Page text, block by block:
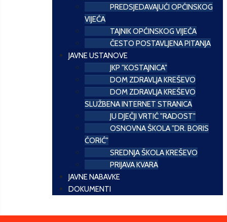
PREDSJEDAVAJUĆI OPĆINSKOG
VIJEĆA
TAJNIK OPĆINSKOG VIJEĆA
ČESTO POSTAVLJENA PITANJA
JAVNE USTANOVE
JKP "KOSTAJNICA"
DOM ZDRAVLJA KREŠEVO
DOM ZDRAVLJA KREŠEVO
SLUŽBENA INTERNET STRANICA
JU DJEČJI VRTIĆ "RADOST"
OSNOVNA ŠKOLA "DR. BORIS
ĆORIĆ"
SREDNJA ŠKOLA KREŠEVO
PRIJAVA KVARA
JAVNE NABAVKE
DOKUMENTI